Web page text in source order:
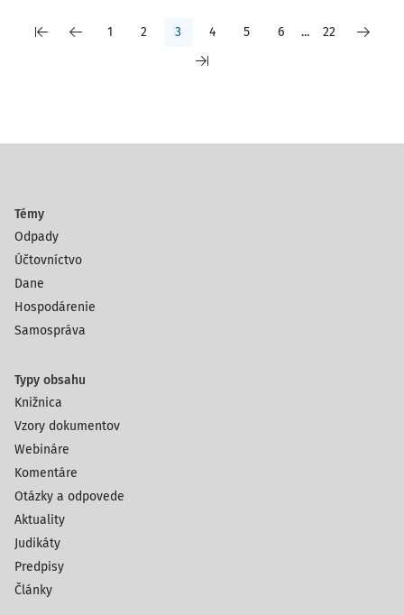
1 2 3 4 5 6 ... 22
Témy
Odpady
Účtovníctvo
Dane
Hospodárenie
Samospráva
Typy obsahu
Knižnica
Vzory dokumentov
Webináre
Komentáre
Otázky a odpovede
Aktuality
Judikáty
Predpisy
Články